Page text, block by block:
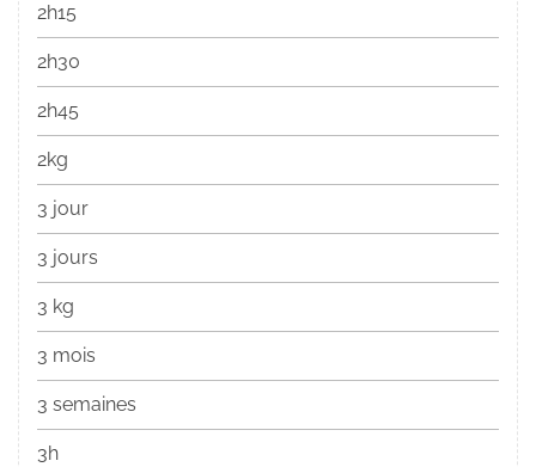
2h15
2h30
2h45
2kg
3 jour
3 jours
3 kg
3 mois
3 semaines
3h